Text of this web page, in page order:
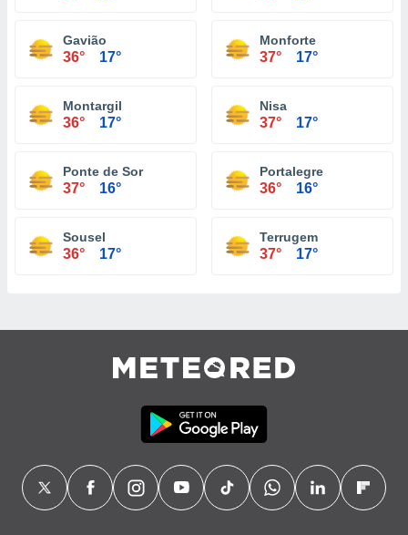
Gavião
36° 17°
Monforte
37° 17°
Montargil
36° 17°
Nisa
37° 17°
Ponte de Sor
37° 16°
Portalegre
36° 16°
Sousel
36° 17°
Terrugem
37° 17°